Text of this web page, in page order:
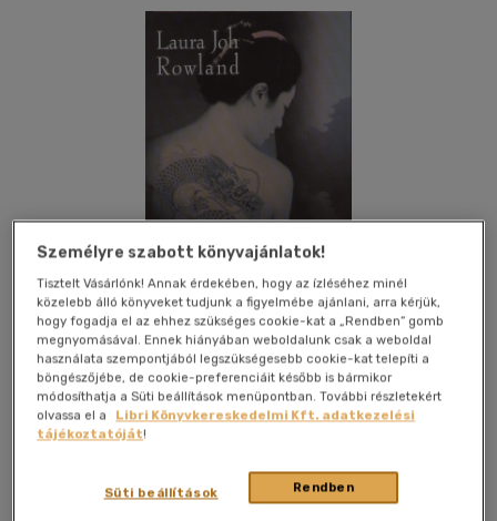
Kívánságlistához adom Megosztom
magyar nyelvű|cérnafűzött,
keménytáblás|360 oldal
Személyre szabott könyvajánlatok!
Tisztelt Vásárlónk! Annak érdekében, hogy az ízléséhez minél
közelebb álló könyveket tudjunk a figyelmébe ajánlani, arra kérjük,
hogy fogadja el az ehhez szükséges cookie-kat a „Rendben” gomb
megnyomásával. Ennek hiányában weboldalunk csak a weboldal
használata szempontjából legszükségesebb cookie-kat telepíti a
böngészőjébe, de cookie-preferenciáit később is bármikor
módosíthatja a Süti beállítások menüpontban. További részletekért
olvassa el a
Libri Könyvkereskedelmi Kft. adatkezelési
tájékoztatóját!
Rendben
Süti beállítások